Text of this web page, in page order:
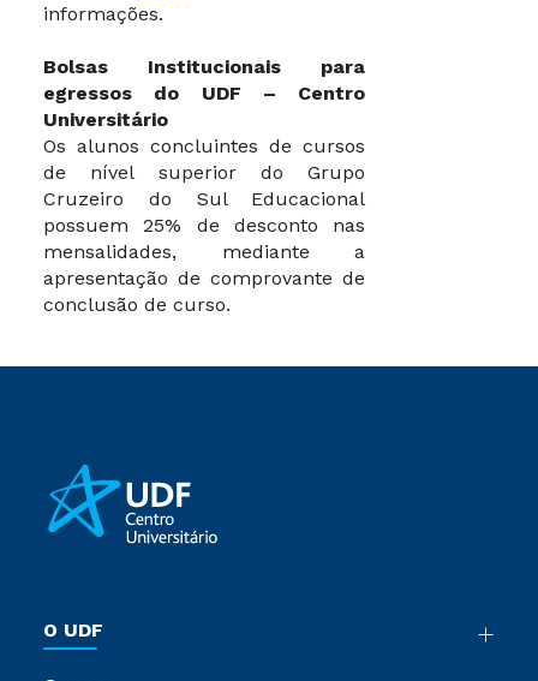
informações.
Bolsas Institucionais para
egressos do UDF – Centro
Universitário
Os alunos concluintes de cursos
de nível superior do Grupo
Cruzeiro do Sul Educacional
possuem 25% de desconto nas
mensalidades, mediante a
apresentação de comprovante de
conclusão de curso.
O UDF